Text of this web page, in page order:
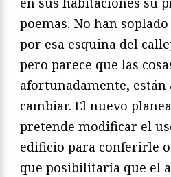
poemas. No han
por esa esquina del
pero parece que las
afortunadamente, están
cambiar. El nuevo
pretende modificar el
edificio para conferirle
que posibilitaría que el